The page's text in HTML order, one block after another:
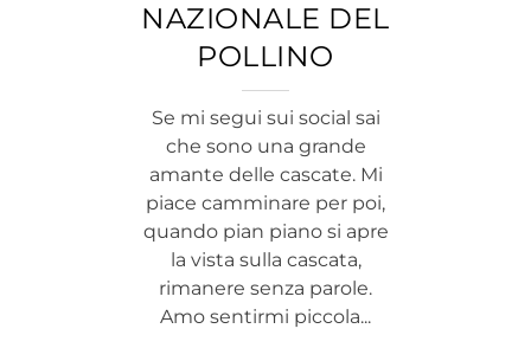
NAZIONALE DEL
POLLINO
Se mi segui sui social sai
che sono una grande
amante delle cascate. Mi
piace camminare per poi,
quando pian piano si apre
la vista sulla cascata,
rimanere senza parole.
Amo sentirmi piccola...